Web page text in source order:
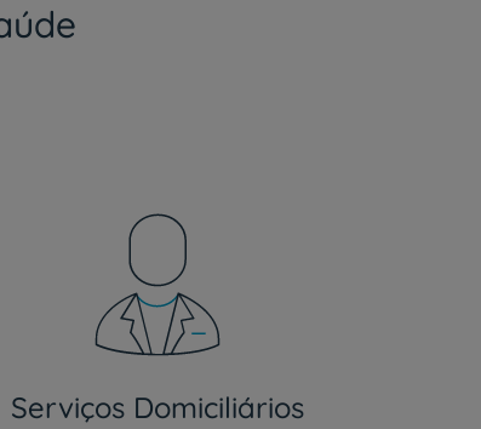
Serviços Domiciliários